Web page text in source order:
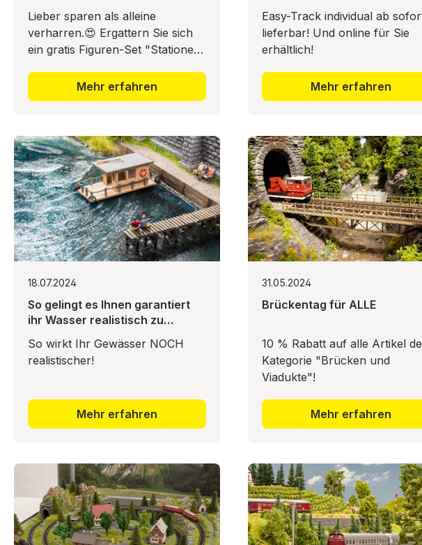
Lieber sparen als alleine
verharren.😍 Ergattern Sie sich
ein gratis Figuren-Set "Stationen
Mehr erfahren
Easy-Track individual ab
lieferbar! Und online für Sie
erhältlich!
Mehr erfahren
18.07.2024
So gelingt es Ihnen garantiert
ihr Wasser realistisch zu
So wirkt Ihr Gewässer NOCH
realistischer!
Mehr erfahren
31.05.2024
Brückentag für ALLE
10 % Rabatt auf alle Artikel
Kategorie "Brücken und
Viadukte"!
Mehr erfahren